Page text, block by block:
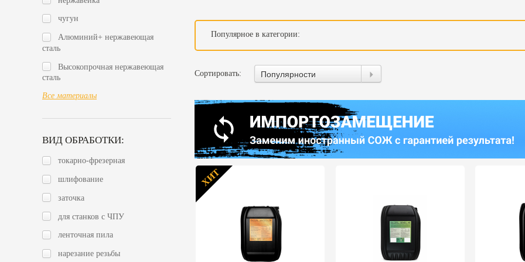
чугун
Алюминий+ нержавеющая
сталь
Высокопрочная нержавеющая
сталь
Все материалы
ВИД ОБРАБОТКИ:
токарно-фрезерная
шлифование
заточка
для станков с ЧПУ
ленточная пила
нарезание резьбы
Популярное в категории:
Сортировать: Популярности
ХИТ